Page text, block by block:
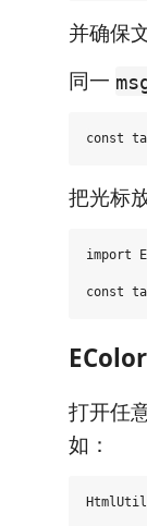
并确保
同一
把光标
import
打开任
如：